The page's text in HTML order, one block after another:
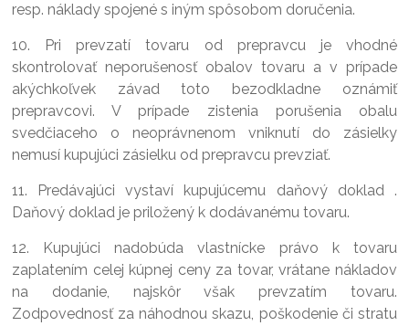
resp. náklady spojené s iným spôsobom doručenia.
10. Pri prevzatí tovaru od prepravcu je vhodné
skontrolovať neporušenosť obalov tovaru a v prípade
akýchkoľvek závad toto bezodkladne oznámiť
prepravcovi. V prípade zistenia porušenia obalu
svedčiaceho o neoprávnenom vniknutí do zásielky
nemusí kupujúci zásielku od prepravcu prevziať.
11. Predávajúci vystaví kupujúcemu daňový doklad .
Daňový doklad je priložený k dodávanému tovaru.
12. Kupujúci nadobúda vlastnícke právo k tovaru
zaplatením celej kúpnej ceny za tovar, vrátane nákladov
na dodanie, najskôr však prevzatím tovaru.
Zodpovednosť za náhodnou skazu, poškodenie či stratu